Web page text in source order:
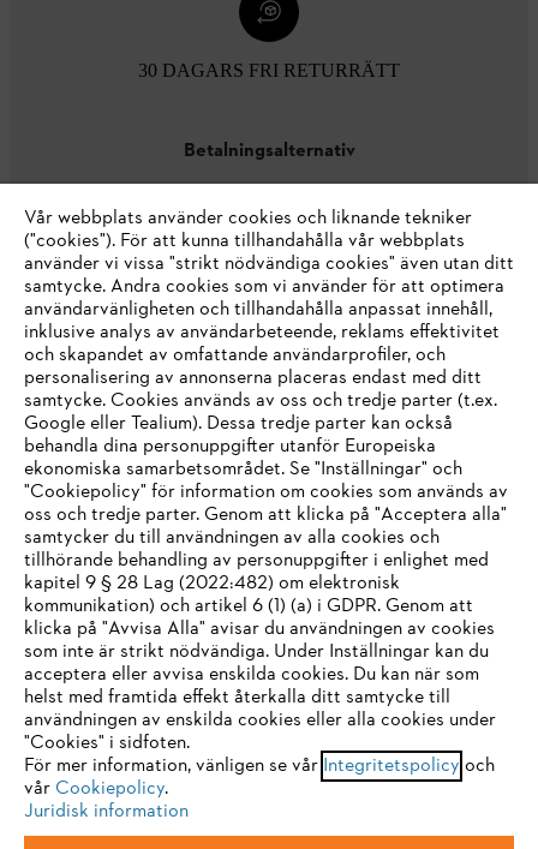
30 DAGARS FRI RETURRÄTT
Betalningsalternativ
Företaget
STIHL FAQ
Service
Allmänna villkor och bestämmelser
Integritetspolicy
Juridisk information
IHR BROWSER WIRD NICHT
UNTERSTÜTZT
Sie nutzen einen Browser, den wir noch nicht unterstützen. Für
eine optimale Nutzung unserer Seite empfehlen wir Ihnen, zu
einem der folgenden Browser zu wechseln:
Firefox Chrome
Vår webbplats använder cookies och liknande tekniker
("cookies"). För att kunna tillhandahålla vår webbplats
använder vi vissa "strikt nödvändiga cookies" även utan ditt
samtycke. Andra cookies som vi använder för att optimera
användarvänligheten och tillhandahålla anpassat innehåll,
inklusive analys av användarbeteende, reklams effektivitet
och skapandet av omfattande användarprofiler, och
personalisering av annonserna placeras endast med ditt
samtycke. Cookies används av oss och tredje parter (t.ex.
Google eller Tealium). Dessa tredje parter kan också
behandla dina personuppgifter utanför Europeiska
ekonomiska samarbetsområdet. Se "Inställningar" och
"Cookiepolicy" för information om cookies som används av
oss och tredje parter. Genom att klicka på "Acceptera alla"
samtycker du till användningen av alla cookies och
tillhörande behandling av personuppgifter i enlighet med
kapitel 9 § 28 Lag (2022:482) om elektronisk
kommunikation) och artikel 6 (1) (a) i GDPR. Genom att
klicka på "Avvisa Alla" avisar du användningen av cookies
som inte är strikt nödvändiga. Under Inställningar kan du
acceptera eller avvisa enskilda cookies. Du kan när som
helst med framtida effekt återkalla ditt samtycke till
användningen av enskilda cookies eller alla cookies under
"Cookies" i sidfoten.
För mer information, vänligen se vår Integritetspolicy och
vår Cookiepolicy.
Juridisk information